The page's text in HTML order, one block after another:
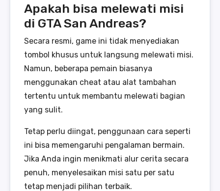
Apakah bisa melewati misi
di GTA San Andreas?
Secara resmi, game ini tidak menyediakan
tombol khusus untuk langsung melewati misi.
Namun, beberapa pemain biasanya
menggunakan cheat atau alat tambahan
tertentu untuk membantu melewati bagian
yang sulit.
Tetap perlu diingat, penggunaan cara seperti
ini bisa memengaruhi pengalaman bermain.
Jika Anda ingin menikmati alur cerita secara
penuh, menyelesaikan misi satu per satu
tetap menjadi pilihan terbaik.